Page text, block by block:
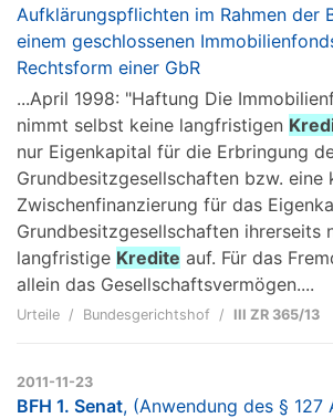
Aufklärungspflichten im Rahmen der
einem geschlossenen
Rechtsform einer GbR
...April 1998: "Haftung Die
nimmt selbst keine langfristigen
nur Eigenkapital für die Erbringung
Grundbesitzgesellschaften bzw. eine
Zwischenfinanzierung für das
Grundbesitzgesellschaften ihrerseits
langfristige Kredite auf. Für das
allein das Gesellschaftsvermögen....
Urteile Bundesgerichtshof III ZR 365/13
2011-11-23
BFH 1. Senat, (Anwendung des § 127